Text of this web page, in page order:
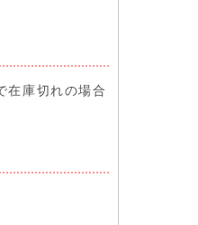
在庫切れの場合